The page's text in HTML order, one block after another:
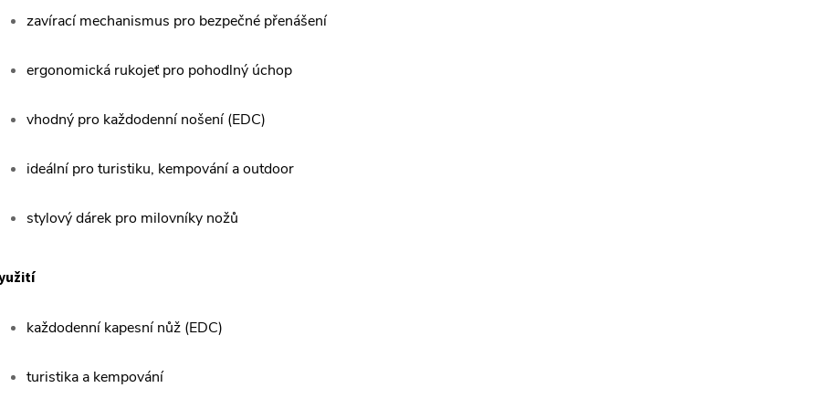
zavírací mechanismus pro bezpečné přenášení
ergonomická rukojeť pro pohodlný úchop
vhodný pro každodenní nošení (EDC)
ideální pro turistiku, kempování a outdoor
stylový dárek pro milovníky nožů
každodenní kapesní nůž (EDC)
turistika a kempování